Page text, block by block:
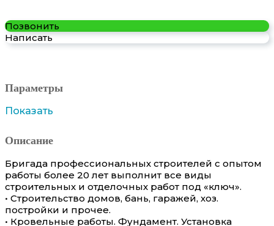
Позвонить
Написать
Параметры
Показать
Описание
Бригада профессиональных строителей с опытом
работы более 20 лет выполнит все виды
строительных и отделочных работ под «ключ».
• Строительство домов, бань, гаражей, хоз.
постройки и прочее.
• Кровельные работы. Фундамент. Установка